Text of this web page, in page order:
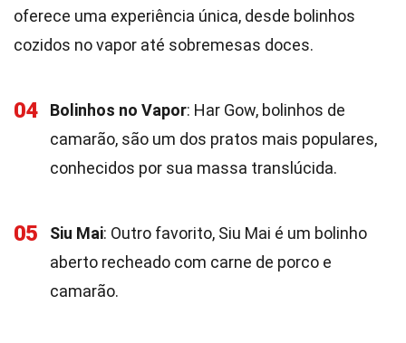
oferece uma experiência única, desde bolinhos
cozidos no vapor até sobremesas doces.
04 Bolinhos no Vapor: Har Gow, bolinhos de
camarão, são um dos pratos mais populares,
conhecidos por sua massa translúcida.
05 Siu Mai: Outro favorito, Siu Mai é um bolinho
aberto recheado com carne de porco e
camarão.